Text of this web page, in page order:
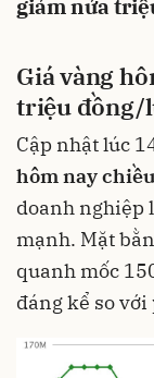
giảm nửa
Giá vàng
triệu đồng/
Cập nhật lúc
hôm nay chiều
doanh nghiệp
mạnh. Mặt
quanh mốc
đáng kể so